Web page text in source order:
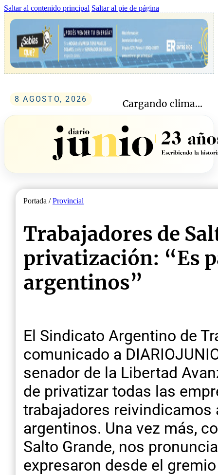
Saltar al contenido principal Saltar al pie de página
8 AGOSTO, 2026 Cargando clima...
Portada /Provincial
Trabajadores de
privatización: “Es
argentinos”
El Sindicato Argentino de
comunicado a
senador de la Libertad
de privatizar todas las
trabajadores reivindicamos
argentinos. Una vez más,
Salto Grande, nos
expresaron desde el